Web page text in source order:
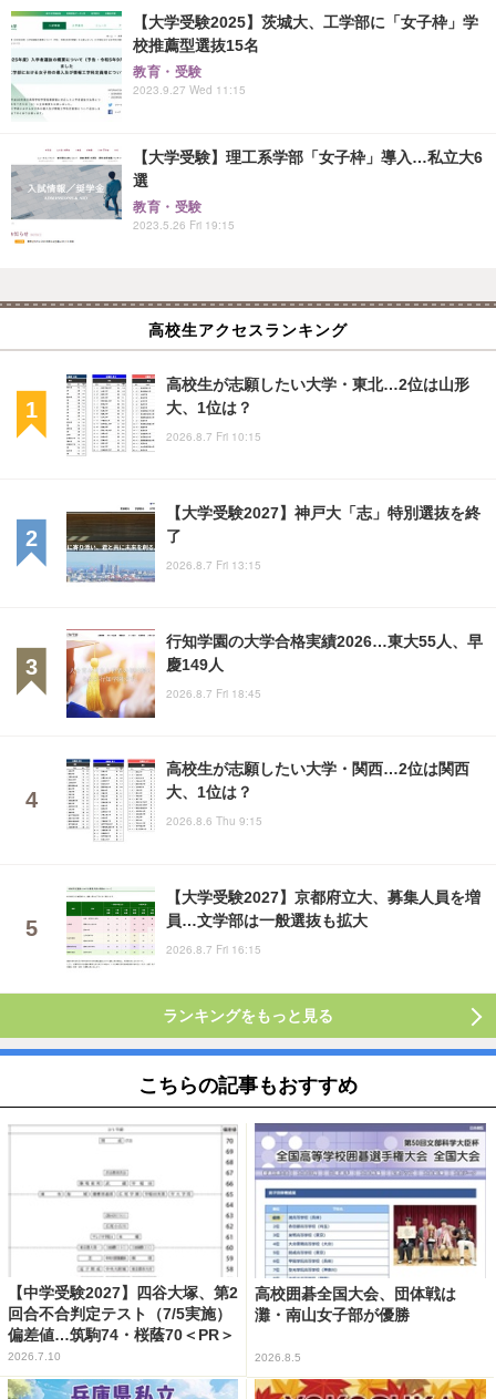
【大学受験2025】茨城大、工学部に「女子枠」学
校推薦型選抜15名
教育・受験
2023.9.27 Wed 11:15
【大学受験】理工系学部「女子枠」導入…私立大6
選
教育・受験
2023.5.26 Fri 19:15
高校生アクセスランキング
高校生が志願したい大学・東北…2位は山形
大、1位は？
2026.8.7 Fri 10:15
【大学受験2027】神戸大「志」特別選抜を終
了
2026.8.7 Fri 13:15
行知学園の大学合格実績2026…東大55人、早
慶149人
2026.8.7 Fri 18:45
高校生が志願したい大学・関西…2位は関西
大、1位は？
2026.8.6 Thu 9:15
【大学受験2027】京都府立大、募集人員を増
員…文学部は一般選抜も拡大
2026.8.7 Fri 16:15
ランキングをもっと見る
こちらの記事もおすすめ
【中学受験2027】四谷大塚、第2
回合不合判定テスト（7/5実施）
偏差値…筑駒74・桜蔭70＜PR＞
2026.7.10
高校囲碁全国大会、団体戦は
灘・南山女子部が優勝
2026.8.5